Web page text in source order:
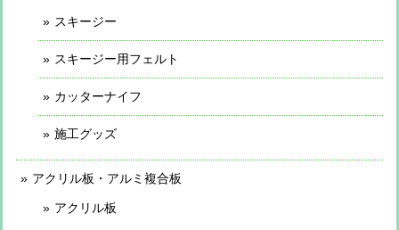
スキージー
スキージー用フェルト
カッターナイフ
施工グッズ
アクリル板・アルミ複合板
アクリル板